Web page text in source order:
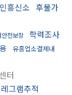
흥신소 후불가
전보장 학력조사
유흥업소결제내
터
그램추적